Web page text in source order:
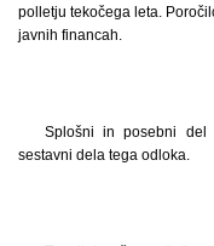
polletju tekočega leta.
javnih financah.
Splošni in posebni del
sestavni dela tega odloka.